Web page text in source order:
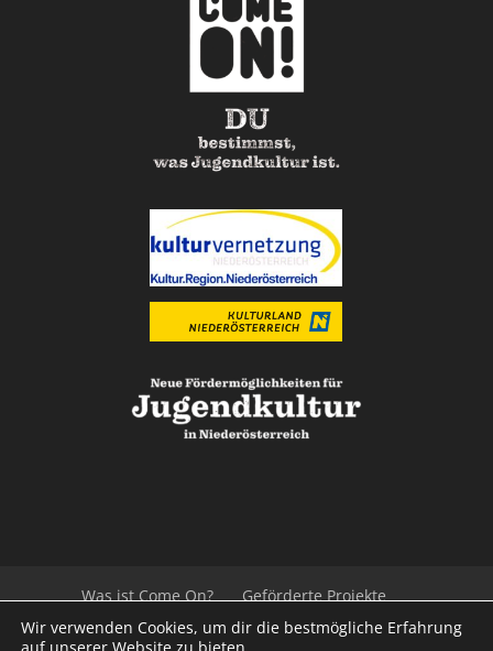
Was ist Come On?
Geförderte Projekte
Der Beirat
Impressum/Datenschutz
Links
Presse
Wir verwenden Cookies, um dir die bestmögliche Erfahrung